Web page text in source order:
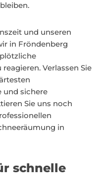
und unseren
in Fröndenberg
Verlassen Sie
und sichere
Sie uns noch
in
schnelle